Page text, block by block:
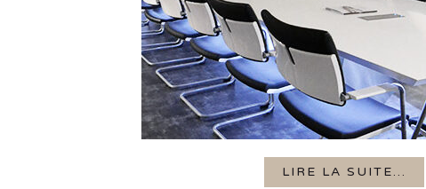
LIRE LA SUITE...